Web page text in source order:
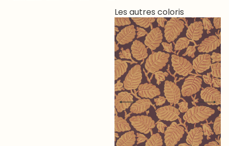
Les autres coloris